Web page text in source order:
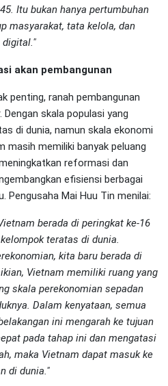
Itu bukan hanya pertumbuhan
masyarakat, tata kelola, dan
digital."
akan pembangunan
penting, ranah pembangunan
skala populasi yang
di dunia, namun skala ekonomi
masih memiliki banyak peluang
reformasi dan
efisiensi berbagai
Pengusaha Mai Huu Tin menilai:
berada di peringkat ke-16
teratas di dunia.
kita baru berada di
Vietnam memiliki ruang yang
skala perekonomian sepadan
Dalam kenyataan, semua
ini mengarah ke tujuan
pada tahap ini dan mengatasi
maka Vietnam dapat masuk ke
di dunia."